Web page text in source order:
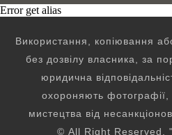
Error get alias
Використання, копіювання
без дозвілу власника, за
юридична
охороняють фотографії,
мистецтва від
© All Right Reserved.